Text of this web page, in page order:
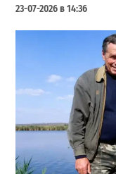
23-07-2026 в 14:36